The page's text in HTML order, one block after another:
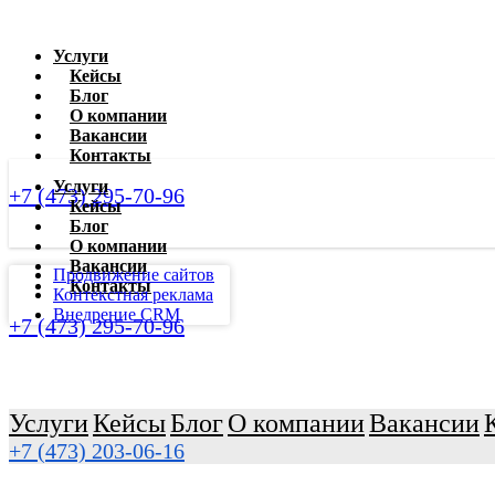
Услуги
Кейсы
Блог
О компании
Вакансии
Контакты
+7 (473) 295-70-96
Услуги
Кейсы
Блог
О компании
Вакансии
Контакты
+7 (473) 295-70-96
Продвижение сайтов
Контекстная реклама
Внедрение CRM
УслугиКейсыБлогО компанииВакансии
+7 (473) 203-06-16